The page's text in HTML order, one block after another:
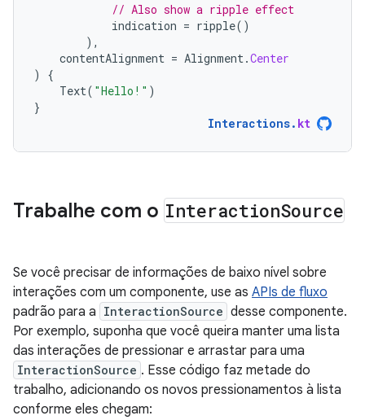
// Also show a ripple effect
indication = ripple()
),
contentAlignment = Alignment .Center
)
{
Text( "Hello!" )
}
Interactions. kt
Trabalhe com o InteractionSource
Se você precisar de informações de baixo nível sobre
interações com um componente, use as APIs de fluxo
padrão para a InteractionSource desse componente.
Por exemplo, suponha que você queira manter uma lista
das interações de pressionar e arrastar para uma
InteractionSource . Esse código faz metade do
trabalho, adicionando os novos pressionamentos à lista
conforme eles chegam: